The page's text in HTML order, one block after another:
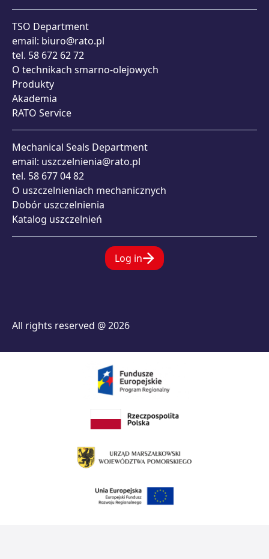
TSO Department
email: biuro@rato.pl
tel. 58 672 62 72
O technikach smarno-olejowych
Produkty
Akademia
RATO Service
Mechanical Seals Department
email: uszczelnienia@rato.pl
tel. 58 677 04 82
O uszczelnieniach mechanicznych
Dobór uszczelnienia
Katalog uszczelnień
Log in
All rights reserved @ 2026